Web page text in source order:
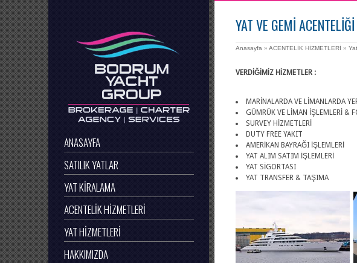
ANASAYFA
SATILIK YATLAR
YAT KİRALAMA
ACENTELİK HİZMETLERİ
YAT HİZMETLERİ
HAKKIMIZDA
YAT VE GEMİ
Anasayfa » ACENTELİK HİZMETLERİ »
VERDİĞİMİZ HİZMETLER :
MARİNALARDA VE LİMANLARDA
GÜMRÜK VE LİMAN İŞLEMLERİ &
SURVEY HİZMETLERİ
DUTY FREE YAKIT
AMERİKAN BAYRAĞI İŞLEMLERİ
YAT ALIM SATIM İŞLEMLERİ
YAT SİGORTASI
YAT TRANSFER & TAŞIMA